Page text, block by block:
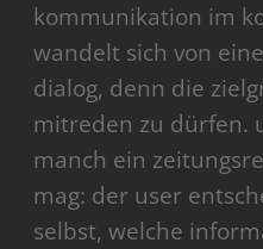
kommunikation im
wandelt sich von
dialog, denn die
mitreden zu dürfen.
manch ein
mag: der user
selbst, welche